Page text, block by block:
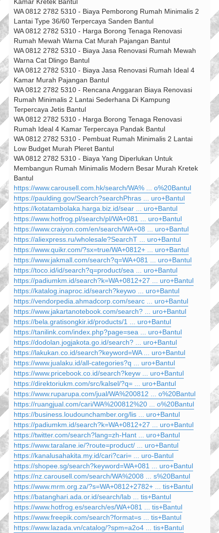
Kamar Kretek Bantul
WA 0812 2782 5310 - Biaya Pemborong Rumah Minimalis 2
Lantai Type 36/60 Terpercaya Sanden Bantul
WA 0812 2782 5310 - Harga Borong Tenaga Renovasi
Rumah Mewah Warna Cat Murah Pajangan Bantul
WA 0812 2782 5310 - Biaya Jasa Renovasi Rumah Mewah
Warna Cat Dlingo Bantul
WA 0812 2782 5310 - Biaya Jasa Renovasi Rumah Ideal 4
Kamar Murah Pajangan Bantul
WA 0812 2782 5310 - Rencana Anggaran Biaya Renovasi
Rumah Minimalis 2 Lantai Sederhana Di Kampung
Terpercaya Jetis Bantul
WA 0812 2782 5310 - Harga Borong Tenaga Renovasi
Rumah Ideal 4 Kamar Terpercaya Pandak Bantul
WA 0812 2782 5310 - Pembuat Rumah Minimalis 2 Lantai
Low Budget Murah Pleret Bantul
WA 0812 2782 5310 - Biaya Yang Diperlukan Untuk
Membangun Rumah Minimalis Modern Besar Murah Kretek
Bantul
https://www.carousell.com.hk/search/WA% ... o%20Bantul
https://paulding.gov/Search?searchPhras ... uro+Bantul
https://kotatambolaka.harga.biz.id/sear ... uro+Bantul
https://www.hotfrog.pl/search/pl/WA+081 ... uro+Bantul
https://www.craiyon.com/en/search/WA+08 ... uro+Bantul
https://aliexpress.ru/wholesale?SearchT ... uro+Bantul
https://www.quikr.com/?sx=true/WA+0812+ ... uro+Bantul
https://www.jakmall.com/search?q=WA+081 ... uro+Bantul
https://toco.id/id/search?q=product/sea ... uro+Bantul
https://padiumkm.id/search?k=WA+0812+27 ... uro+Bantul
https://katalog.inaproc.id/search?keywo ... uro+Bantul
https://vendorpedia.ahmadcorp.com/searc ... uro+Bantul
https://www.jakartanotebook.com/search? ... uro+Bantul
https://bela.gratisongkir.id/products/1 ... uro+Bantul
https://tanilink.com/index.php?page=sea ... uro+Bantul
https://dodolan.jogjakota.go.id/search? ... uro+Bantul
https://lakukan.co.id/search?keyword=WA ... uro+Bantul
https://www.jualaku.id/all-categories?q ... uro+Bantul
https://www.pricebook.co.id/search?keyw ... uro+Bantul
https://direktoriukm.com/src/kalsel/?q= ... uro+Bantul
https://www.ruparupa.com/jual/WA%200812 ... o%20Bantul
https://ruangjual.com/cari/WA%200812%20 ... o%20Bantul
https://business.loudounchamber.org/lis ... uro+Bantul
https://padiumkm.id/search?k=WA+0812+27 ... uro+Bantul
https://twitter.com/search?lang=zh-Hant ... uro+Bantul
https://www.taralane.ie/?route=product/ ... uro+Bantul
https://kanalusahakita.my.id/cari?cari= ... uro-Bantul
https://shopee.sg/search?keyword=WA+081 ... uro+Bantul
https://nz.carousell.com/search/WA%2008 ... s%20Bantul
https://www.mrm.org.za/?s=WA+0812+2782+ ... tis+Bantul
https://batanghari.ada.or.id/search/lab ... tis+Bantul
https://www.hotfrog.es/search/es/WA+081 ... tis+Bantul
https://www.freepik.com/search?format=s ... tis+Bantul
https://www.lazada.vn/catalog/?spm=a2o4 ... tis+Bantul